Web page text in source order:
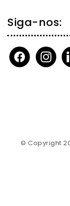
Siga-nos:
facebookinstagram
© Copyright